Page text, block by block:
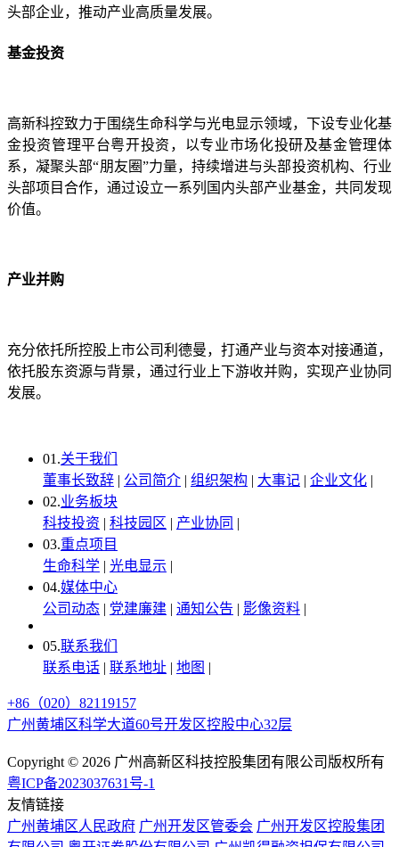
头部企业，推动产业高质量发展。
基金投资
高新科控致力于围绕生命科学与光电显示领域，下设专业化基
金投资管理平台粤开投资，以专业市场化投研及基金管理体
系，凝聚头部“朋友圈”力量，持续增进与头部投资机构、行业
头部项目合作，通过设立一系列国内头部产业基金，共同发现
价值。
产业并购
充分依托所控股上市公司利德曼，打通产业与资本对接通道，
依托股东资源与背景，通过行业上下游收并购，实现产业协同
发展。
01.关于我们
董事长致辞 | 公司简介 | 组织架构 | 大事记 | 企业文化 |
02.业务板块
科技投资 | 科技园区 | 产业协同 |
03.重点项目
生命科学 | 光电显示 |
04.媒体中心
公司动态 | 党建廉建 | 通知公告 | 影像资料 |
05.联系我们
联系电话 | 联系地址 | 地图 |
+86（020）82119157
广州黄埔区科学大道60号开发区控股中心32层
Copyright © 2026 广州高新区科技控股集团有限公司版权所有
粤ICP备2023037631号-1
友情链接
广州黄埔区人民政府 广州开发区管委会 广州开发区控股集团